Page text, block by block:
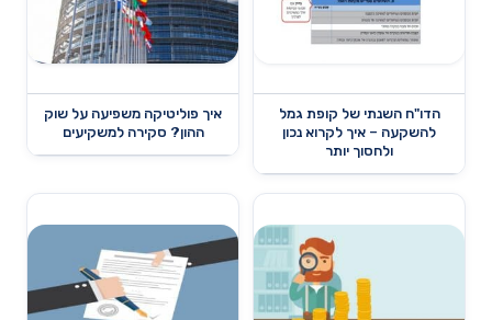
הדו"ח השנתי של קופת גמל
להשקעה – איך לקרוא נכון
ולחסוך יותר
איך פוליטיקה משפיעה על שוק
ההון? סקירה למשקיעים